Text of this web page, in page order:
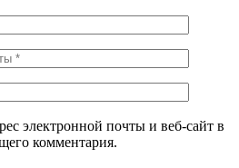
электронной почты и веб-сайт в
комментария.